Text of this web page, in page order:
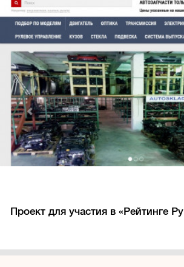
Проект для участия в «Рейтинге